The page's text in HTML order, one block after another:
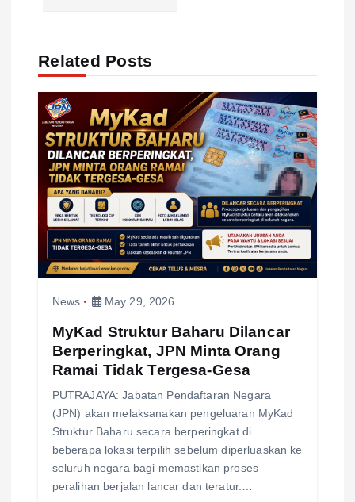
g
o
Related Posts
News May 29, 2026
MyKad Struktur Baharu Dilancar
Berperingkat, JPN Minta Orang
Ramai Tidak Tergesa-Gesa
PUTRAJAYA: Jabatan Pendaftaran Negara
(JPN) akan melaksanakan pengeluaran MyKad
Struktur Baharu secara berperingkat di
beberapa lokasi terpilih sebelum diperluaskan ke
seluruh negara bagi memastikan proses
peralihan berjalan lancar dan teratur.…